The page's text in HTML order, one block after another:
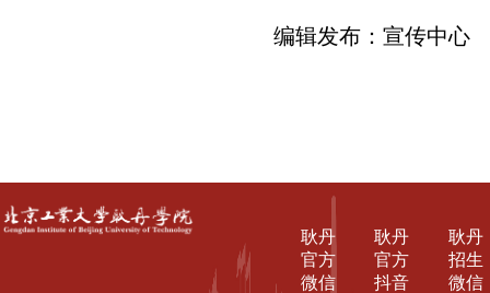
编辑发布：宣传中心
耿丹
招生
微信
耿丹
官方
抖音
耿丹
官方
微信